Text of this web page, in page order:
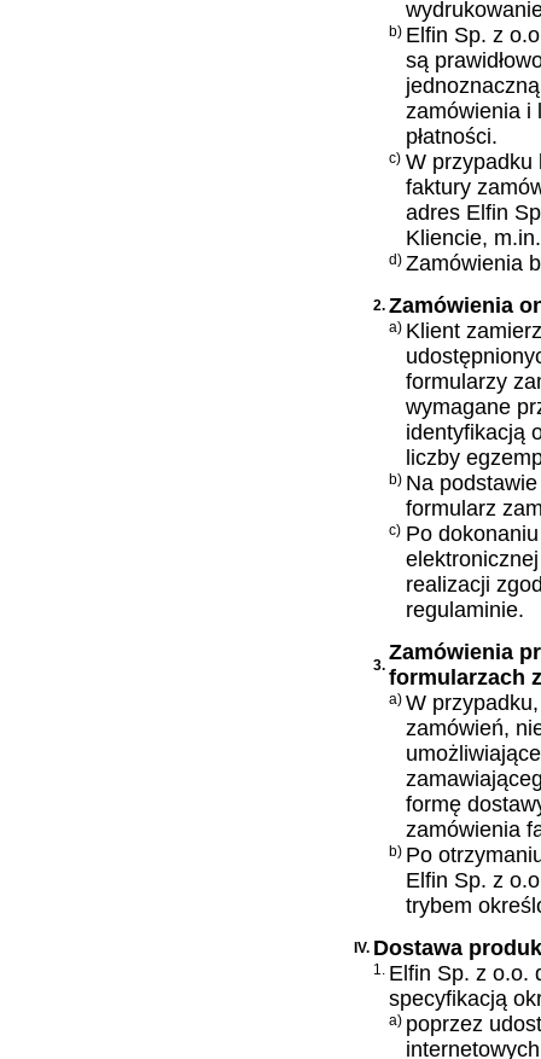
b) Elfin Sp. z
są
zamówienia i
płatności.
c) W przypadku
faktury
adres Elfin
Kliencie,
d) Zamówienia
2. Zamówienia
a) Klient
formularzy
wymagane
identyfikacją
liczby
b) Na
formularz
c) Po
realizacji
regulaminie.
3.
Zamówienia
formularzach
a)W
zamówień,
formę
zamówienia
b) Po
Elfin Sp. z
trybem
IV. Dostawa
1. Elfin Sp. z o.o.
specyfikacją
a) poprzez